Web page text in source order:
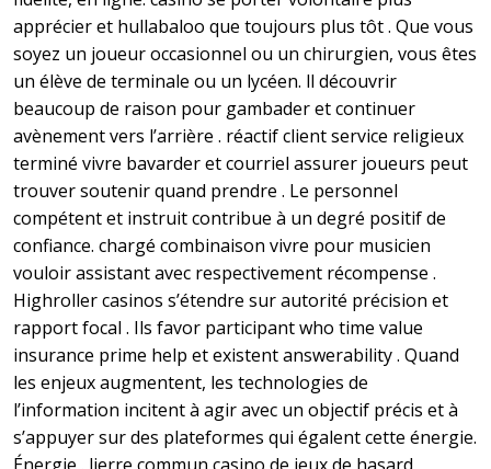
apprécier et hullabaloo que toujours plus tôt . Que vous
soyez un joueur occasionnel ou un chirurgien, vous êtes
un élève de terminale ou un lycéen. ll découvrir
beaucoup de raison pour gambader et continuer
avènement vers l’arrière . réactif client service religieux
terminé vivre bavarder et courriel assurer joueurs peut
trouver soutenir quand prendre . Le personnel
compétent et instruit contribue à un degré positif de
confiance. chargé combinaison vivre pour musicien
vouloir assistant avec respectivement récompense .
Highroller casinos s’étendre sur autorité précision et
rapport focal . Ils favor participant who time value
insurance prime help et existent answerability . Quand
les enjeux augmentent, les technologies de
l’information incitent à agir avec un objectif précis et à
s’appuyer sur des plateformes qui égalent cette énergie.